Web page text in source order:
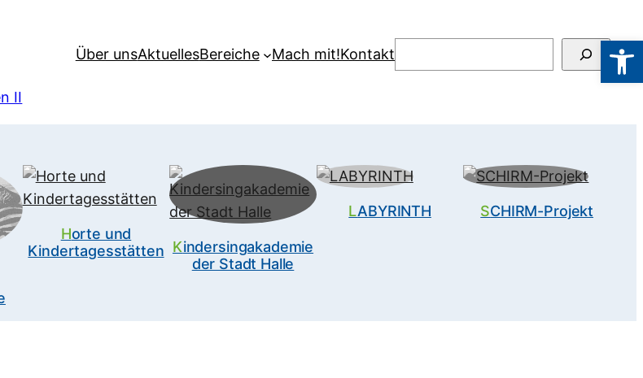
Über unsAktuellesBereiche Mach mit!Kontakt
II
Horte und
Kindertagesstätten Kindersingakademie
der Stadt Halle
LABYRINTH SCHIRM-Projekt